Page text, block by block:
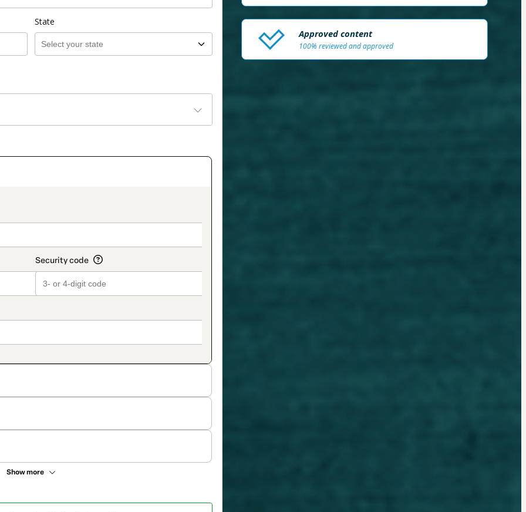
State
Show more
Approved content
100% reviewed and approved